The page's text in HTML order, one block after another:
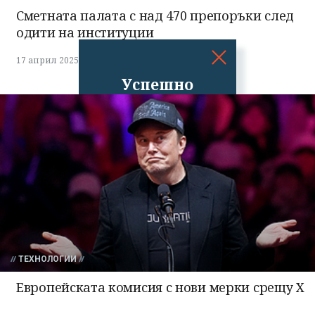
Успешно
излязохте от
профила си!
Сметната палата с над 470 препоръки след
одити на институции
17 април 2025
ТЕХНОЛОГИИ
Европейската комисия с нови мерки срещу Х